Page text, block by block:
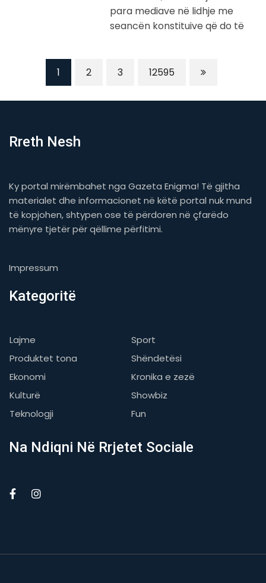
para mediave në lidhje me
seancën konstituive që do të
1 2 3 12595
Rreth Nesh
Ky portal mirëmbahet nga Gazeta Enigma! Të gjitha
materialet dhe informacionet në këtë portal nuk mund
të kopjohen, shtypen ose të përdoren në çfarëdo
mënyre tjetër për qëllime përfitimi.
Impressum
Kategoritë
Lajme
Sport
Produktet tona
Shëndetësi
Ekonomi
Kronika e zezë
Kulturë
Showbiz
Teknologji
Fun
Na Ndiqni Në Rrjetet Sociale